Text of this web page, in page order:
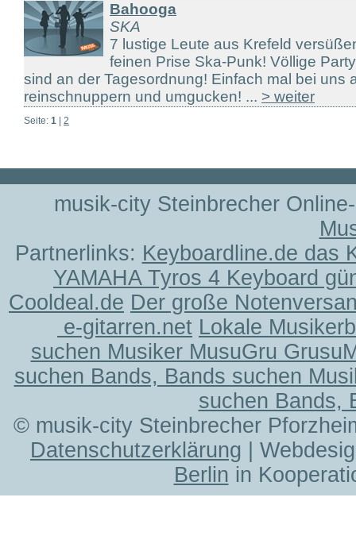
Bahooga
SKA
7 lustige Leute aus Krefeld
feinen Prise Ska-Punk! Völlige
sind an der Tagesordnung! Einfach mal bei uns
reinschnuppern und umgucken! ... > weiter
Seite: 1 2
musik-city Steinbrecher
Partnerlinks: Keyboardline.de das
YAMAHA Tyros 4 Keyboard
Cooldeal.de Der große
e-gitarren.net Lokale
suchen Musiker MusuGru
suchen Bands, Bands suchen
suchen Bands,
© musik-city Steinbrecher
Datenschutzerklärung |
Berlin in